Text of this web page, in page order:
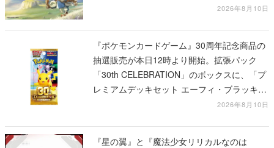
2026年8月10日
『ポケモンカードゲーム』30周年記念商品の
抽選販売が本日12時より開始。拡張パック
「30th CELEBRATION」のボックスに、「プ
レミアムデッキセット エーフィ・ブラッキ
ー」「FUTURISTIC BOX」の計3商品2026年8月10日
『星の翼』と『魔法少女リリカルなのは